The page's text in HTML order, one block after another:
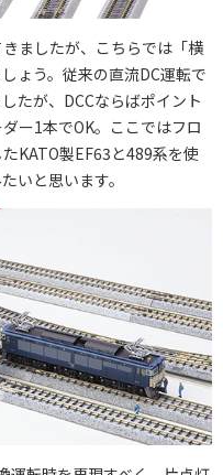
ましたが、こちらでは「横
ょう。従来の直流DC運転で
たが、DCCならばポイント
ー1本でOK。ここではフロ
KATO製EF63と489系を使
いと思います。